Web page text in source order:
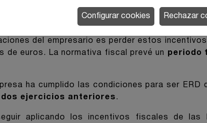
3 años": Blindaje ante el
del empresario es perder estos
de euros. La normativa fiscal prevé un
periodo
ha cumplido las condiciones para ser ERD
dos ejercicios anteriores .
aplicando los incentivos fiscales de las
Rechazar
Configurar cookies